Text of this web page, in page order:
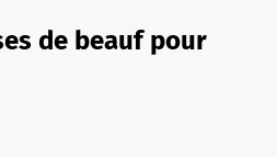
de beauf pour